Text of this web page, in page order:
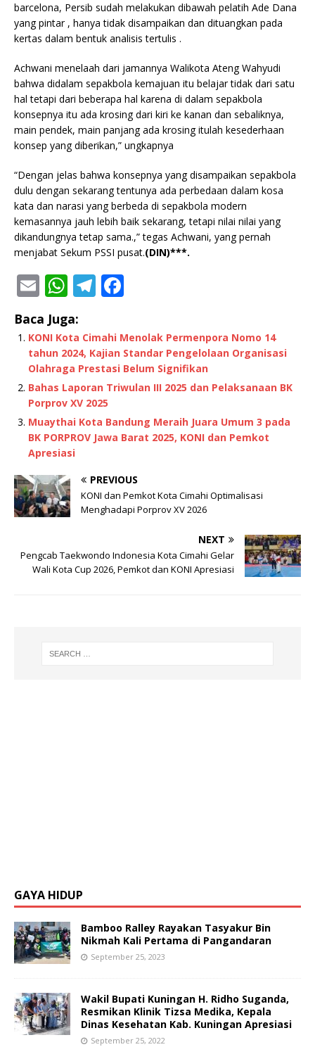
barcelona, Persib sudah melakukan dibawah pelatih Ade Dana
yang pintar , hanya tidak disampaikan dan dituangkan pada
kertas dalam bentuk analisis tertulis .
Achwani menelaah dari jamannya Walikota Ateng Wahyudi
bahwa didalam sepakbola kemajuan itu belajar tidak dari satu
hal tetapi dari beberapa hal karena di dalam sepakbola
konsepnya itu ada krosing dari kiri ke kanan dan sebaliknya,
main pendek, main panjang ada krosing itulah kesederhaan
konsep yang diberikan,” ungkapnya
“Dengan jelas bahwa konsepnya yang disampaikan sepakbola
dulu dengan sekarang tentunya ada perbedaan dalam kosa
kata dan narasi yang berbeda di sepakbola modern
kemasannya jauh lebih baik sekarang, tetapi nilai nilai yang
dikandungnya tetap sama.,” tegas Achwani, yang pernah
menjabat Sekum PSSI pusat.(DIN)***.
E
m
ai
l
W
at
s
A
p
p
T
e
g
ra
m
c
e
b
o
o
k
Baca Juga:
KONI Kota Cimahi Menolak Permenpora Nomo 14
tahun 2024, Kajian Standar Pengelolaan Organisasi
Olahraga Prestasi Belum Signifikan
Bahas Laporan Triwulan III 2025 dan Pelaksanaan BK
Porprov XV 2025
Muaythai Kota Bandung Meraih Juara Umum 3 pada
BK PORPROV Jawa Barat 2025, KONI dan Pemkot
Apresiasi
PREVIOUS
KONI dan Pemkot Kota Cimahi Optimalisasi
Menghadapi Porprov XV 2026
NEXT
Pengcab Taekwondo Indonesia Kota Cimahi Gelar
Wali Kota Cup 2026, Pemkot dan KONI Apresiasi
GAYA HIDUP
Bamboo Ralley Rayakan Tasyakur Bin
Nikmah Kali Pertama di Pangandaran
September 25, 2023
Wakil Bupati Kuningan H. Ridho Suganda,
Resmikan Klinik Tizsa Medika, Kepala
Dinas Kesehatan Kab. Kuningan Apresiasi
September 25, 2022